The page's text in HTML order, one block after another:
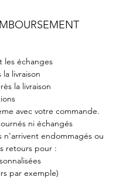
les échanges
livraison
la livraison
avec votre commande.
ni échangés
n'arrivent endommagés ou
retours pour :
par exemple)